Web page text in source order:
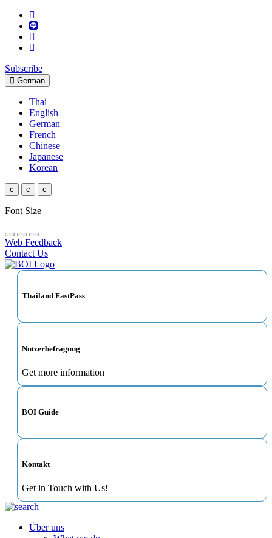
Subscribe
German
Thai
English
German
French
Chinese
Japanese
Korean
c c c
Font Size
Web Feedback
Contact Us
Thailand FastPass
Nutzerbefragung
Get more information
BOI Guide
Kontakt
Get in Touch with Us!
Über uns